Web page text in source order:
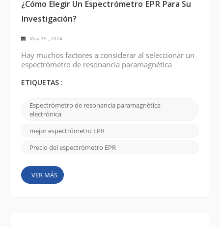
¿Cómo Elegir Un Espectrómetro EPR Para Su
Investigación?
May 15 , 2024
Hay muchos factores a considerar al seleccionar un
espectrómetro de resonancia paramagnética
los puntos clave se enumeran a continuación:
frecuencia necesario para su estudio. Los
espectrómetros EPR están disponibles en diferentes
banda W. La elección depen...
ETIQUETAS :
Espectrómetro de resonancia paramagnética
electrónica
mejor espectrómetro EPR
Precio del espectrómetro EPR
VER MÁS